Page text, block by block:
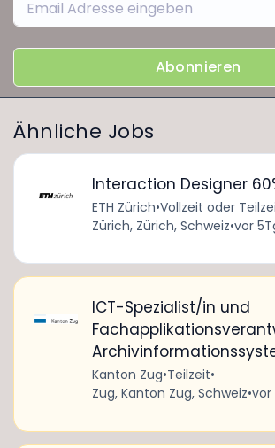
Abonnieren
Ähnliche Jobs
Interaction Designer
ETH Zürich•Vollzeit oder
Zürich, Zürich, Schweiz•vor
ICT-Spezialist/in und
Kanton Zug•Teilzeit•
Zug, Kanton Zug, Schweiz•vor